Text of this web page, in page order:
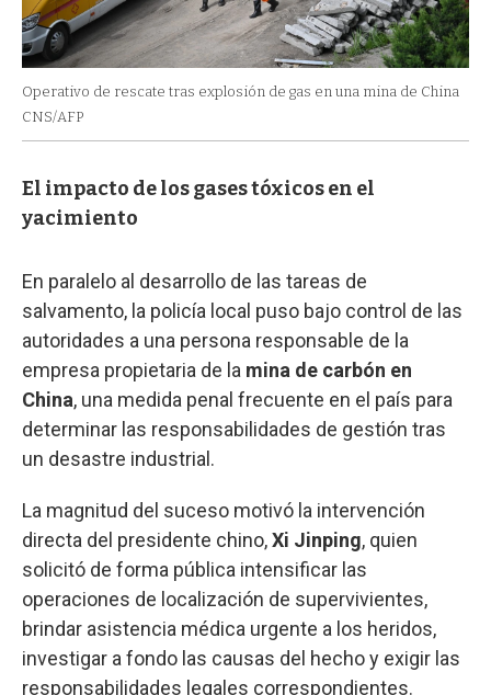
Operativo de rescate tras explosión de gas en una mina de China
CNS/AFP
El impacto de los gases tóxicos en el
yacimiento
En paralelo al desarrollo de las tareas de
salvamento, la policía local puso bajo control de las
autoridades a una persona responsable de la
empresa propietaria de la mina de carbón en
China, una medida penal frecuente en el país para
determinar las responsabilidades de gestión tras
un desastre industrial.
La magnitud del suceso motivó la intervención
directa del presidente chino,Xi Jinping, quien
solicitó de forma pública intensificar las
operaciones de localización de supervivientes,
brindar asistencia médica urgente a los heridos,
investigar a fondo las causas del hecho y exigir las
responsabilidades legales correspondientes.